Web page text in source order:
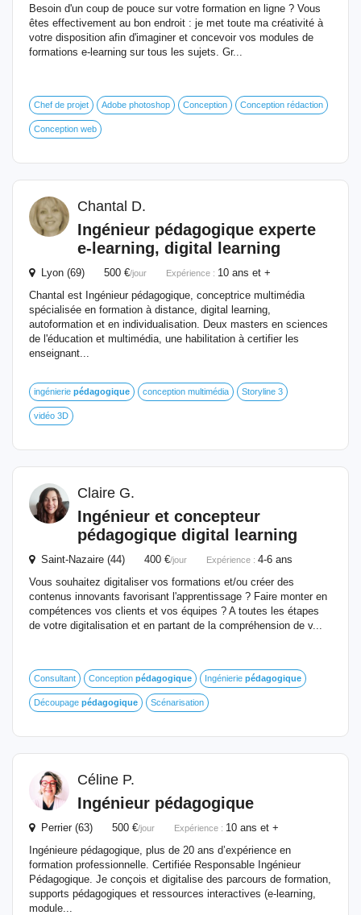
Besoin d'un coup de pouce sur votre formation en ligne ? Vous
êtes effectivement au bon endroit : je met toute ma créativité à
votre disposition afin d'imaginer et concevoir vos modules de
formations e-learning sur tous les sujets. Gr...
Chef de projet Adobe photoshop Conception Conception rédaction
Conception web
Chantal D.
Ingénieur pédagogique experte
e-learning, digital learning
Lyon (69) 500 €/jour Expérience : 10 ans et +
Chantal est Ingénieur pédagogique, conceptrice multimédia
spécialisée en formation à distance, digital learning,
autoformation et en individualisation. Deux masters en sciences
de l'éducation et multimédia, une habilitation à certifier les
enseignant...
ingénierie pédagogique conception multimédia Storyline 3
vidéo 3D
Claire G.
Ingénieur et concepteur
pédagogique digital learning
Saint-Nazaire (44) 400 €/jour Expérience : 4-6 ans
Vous souhaitez digitaliser vos formations et/ou créer des
contenus innovants favorisant l'apprentissage ? Faire monter en
compétences vos clients et vos équipes ? A toutes les étapes
de votre digitalisation et en partant de la compréhension de v...
Consultant Conception pédagogique Ingénierie pédagogique
Découpage pédagogique Scénarisation
Céline P.
Ingénieur pédagogique
Perrier (63) 500 €/jour Expérience : 10 ans et +
Ingénieure pédagogique, plus de 20 ans d’expérience en
formation professionnelle. Certifiée Responsable Ingénieur
Pédagogique. Je conçois et digitalise des parcours de formation,
supports pédagogiques et ressources interactives (e-learning,
module...